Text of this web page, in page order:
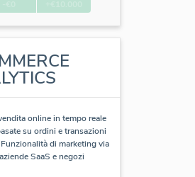
online in tempo reale
su ordini e transazioni
di marketing via
SaaS e negozi